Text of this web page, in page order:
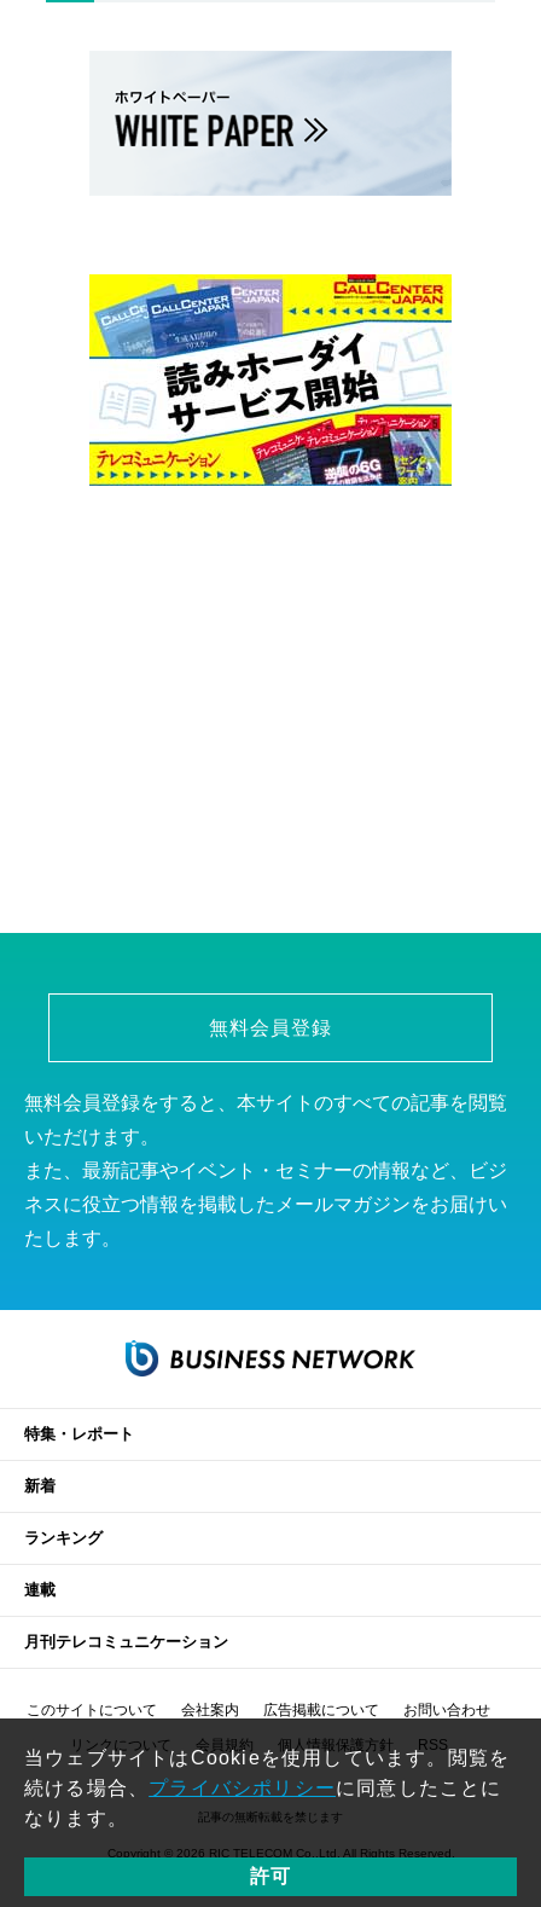
無料会員登録
無料会員登録をすると、本サイトのすべての記事を閲覧
いただけます。
また、最新記事やイベント・セミナーの情報など、ビジ
ネスに役立つ情報を掲載したメールマガジンをお届けい
たします。
特集・レポート
新着
ランキング
連載
月刊テレコミュニケーション
このサイトについて 会社案内 広告掲載について お問い合わせ
リンクについて 会員規約 個人情報保護方針 RSS
記事の無断転載を禁じます
Copyright © 2026 RIC TELECOM Co.,Ltd. All Rights Reserved.
当ウェブサイトはCookieを使用しています。閲覧を
続ける場合、 プライバシポリシーに同意したことに
なります。
許可